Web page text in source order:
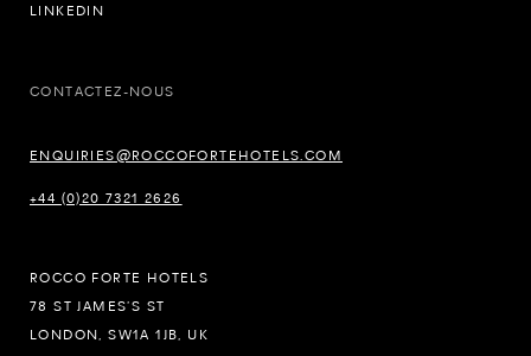
LINKEDIN
CONTACTEZ-NOUS
ENQUIRIES@ROCCOFORTEHOTELS.COM
+44 (0)20 7321 2626
ROCCO FORTE HOTELS
78 ST JAMES’S ST
LONDON, SW1A 1JB, UK